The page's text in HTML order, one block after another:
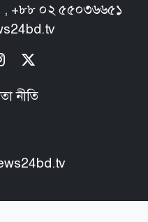
+৮৮ ০২ ৫৫০৩৬৬৫১
নীতি